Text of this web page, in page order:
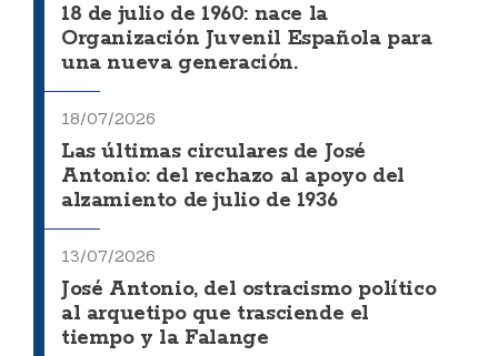
18 de julio de 1960: nace la
Organización Juvenil Española para
una nueva generación.
18/07/2026
Las últimas circulares de José
Antonio: del rechazo al apoyo del
alzamiento de julio de 1936
13/07/2026
José Antonio, del ostracismo político
al arquetipo que trasciende el
tiempo y la Falange